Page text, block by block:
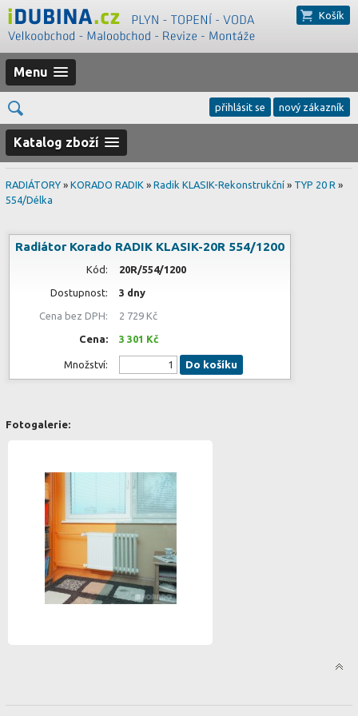
Košík
Menu
přihlásit se nový zákazník
Katalog zboží
RADIÁTORY » KORADO RADIK » Radik KLASIK-Rekonstrukční » TYP 20 R »
554/Délka
Radiátor Korado RADIK KLASIK-20R 554/1200
Kód: 20R/554/1200
Dostupnost: 3 dny
Cena bez DPH: 2 729 Kč
Cena: 3 301 Kč
Množství: Do košíku
Fotogalerie: